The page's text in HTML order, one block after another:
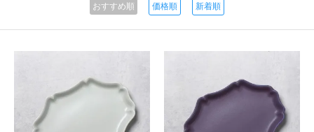
おすすめ順 価格順 新着順